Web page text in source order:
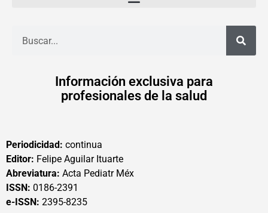
Información exclusiva para
profesionales de la salud
Periodicidad: continua
Editor: Felipe Aguilar Ituarte
Abreviatura: Acta Pediatr Méx
ISSN: 0186-2391
e-ISSN: 2395-8235